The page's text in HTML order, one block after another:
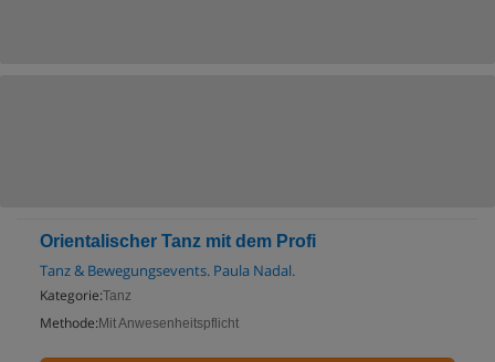
Orientalischer Tanz mit dem Profi
Tanz & Bewegungsevents. Paula Nadal.
Kategorie:Tanz
Methode: Mit Anwesenheitspflicht